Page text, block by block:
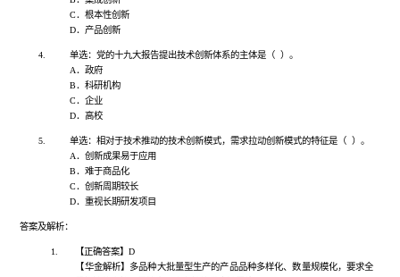
C．根本性创新
D．产品创新
4. 单选：党的十九大报告提出技术创新体系的主体是（ ）。
A．政府
B．科研机构
C．企业
D．高校
5. 单选：相对于技术推动的技术创新模式，需求拉动创新模式的特征是（ ）。
A．创新成果易于应用
B．难于商品化
C．创新周期较长
D．重视长期研发项目
答案及解析：
1. 【正确答案】D
【华金解析】多品种大批量型生产的产品品种多样化、数量规模化，要求全